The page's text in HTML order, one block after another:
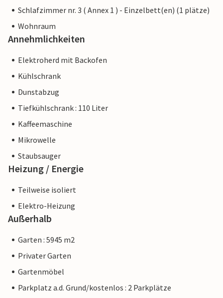
Schlafzimmer nr. 3 ( Annex 1 ) - Einzelbett(en) (1 plätze)
Wohnraum
Annehmlichkeiten
Elektroherd mit Backofen
Kühlschrank
Dunstabzug
Tiefkühlschrank : 110 Liter
Kaffeemaschine
Mikrowelle
Staubsauger
Heizung / Energie
Teilweise isoliert
Elektro-Heizung
Außerhalb
Garten : 5945 m2
Privater Garten
Gartenmöbel
Parkplatz a.d. Grund/kostenlos : 2 Parkplätze